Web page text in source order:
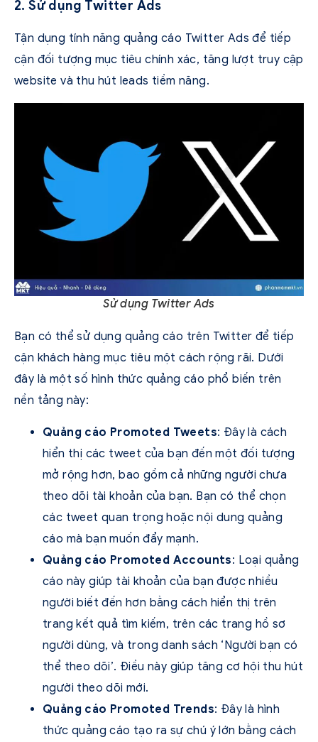
2. Sử dụng Twitter Ads
Tận dụng tính năng quảng cáo Twitter Ads để tiếp
cận đối tượng mục tiêu chính xác, tăng lượt truy cập
website và thu hút leads tiềm năng.
Sử dụng Twitter Ads
Bạn có thể sử dụng quảng cáo trên Twitter để tiếp
cận khách hàng mục tiêu một cách rộng rãi. Dưới
đây là một số hình thức quảng cáo phổ biến trên
nền tảng này:
Quảng cáo Promoted Tweets: Đây là cách
hiển thị các tweet của bạn đến một đối tượng
mở rộng hơn, bao gồm cả những người chưa
theo dõi tài khoản của bạn. Bạn có thể chọn
các tweet quan trọng hoặc nội dung quảng
cáo mà bạn muốn đẩy mạnh.
Quảng cáo Promoted Accounts: Loại quảng
cáo này giúp tài khoản của bạn được nhiều
người biết đến hơn bằng cách hiển thị trên
trang kết quả tìm kiếm, trên các trang hồ sơ
người dùng, và trong danh sách ‘Người bạn có
thể theo dõi’. Điều này giúp tăng cơ hội thu hút
người theo dõi mới.
Quảng cáo Promoted Trends: Đây là hình
thức quảng cáo tạo ra sự chú ý lớn bằng cách